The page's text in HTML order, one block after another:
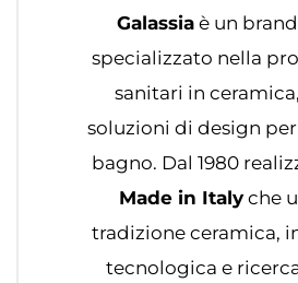
Galassia è un
specializzato nella
sanitari in
soluzioni di design
bagno. Dal 1980
Made in Italyche
tradizione ceramica,
tecnologica e